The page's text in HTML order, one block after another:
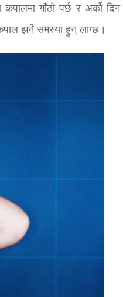
गाँठो पर्छ र अर्को दिन
झर्ने समस्या हुन् लाग्छ।